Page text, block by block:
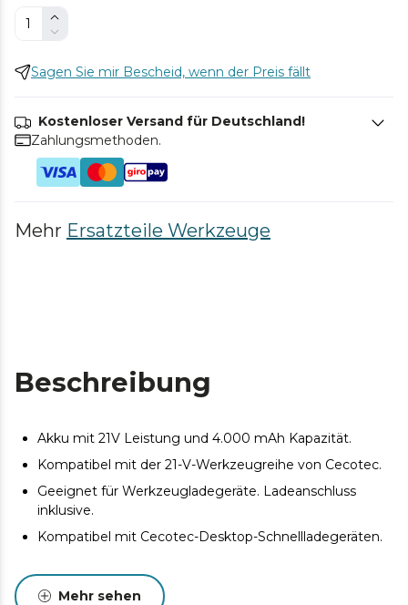
Sagen Sie mir Bescheid, wenn der Preis fällt
Kostenloser Versand für Deutschland!
Zahlungsmethoden.
Mehr Ersatzteile Werkzeuge
Beschreibung
Akku mit 21V Leistung und 4.000 mAh Kapazität.
Kompatibel mit der 21-V-Werkzeugreihe von Cecotec.
Geeignet für Werkzeugladegeräte. Ladeanschluss
inklusive.
Kompatibel mit Cecotec-Desktop-Schnellladegeräten.
Mehr sehen